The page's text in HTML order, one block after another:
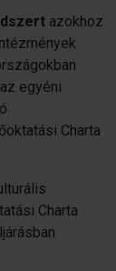
azokhoz
egyéni
Charta
Charta